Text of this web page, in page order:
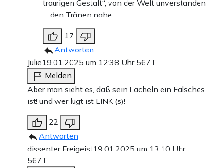
traurigen Gestalt“, von der Welt unverstanden
… den Tränen nahe …
17
Antworten
Julie19.01.2025 um 12:38 Uhr 567T
Melden
Aber man sieht es, daß sein Lächeln ein Falsches
ist! und wer lügt ist LINK (s)!
22
Antworten
dissenter Freigeist19.01.2025 um 13:10 Uhr
567T